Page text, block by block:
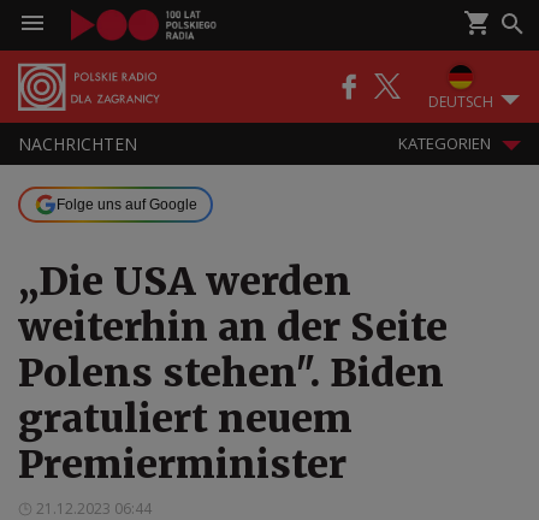
DEUTSCH
NACHRICHTEN KATEGORIEN
Folge uns auf Google
„Die USA werden
weiterhin an der Seite
Polens stehen". Biden
gratuliert neuem
Premierminister
21.12.2023 06:44